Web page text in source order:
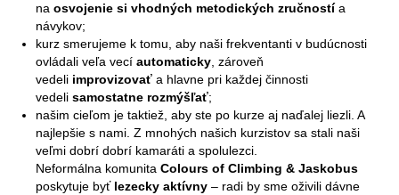
na osvojenie si vhodných metodických zručnostía
návykov;
kurz smerujeme k tomu, aby naši frekventanti v budúcnosti
ovládali veľa vecí automaticky, zároveň
vedeli improvizovať a hlavne pri každej činnosti
vedeli samostatne rozmýšľať;
našim cieľom je taktiež, aby ste po kurze aj naďalej liezli. A
najlepšie s nami. Z mnohých našich kurzistov sa stali naši
veľmi dobrí dobrí kamaráti a spolulezci.
Neformálna komunita Colours of Climbing & Jaskobus
poskytuje byť lezecky aktívny – radi by sme oživili dávne